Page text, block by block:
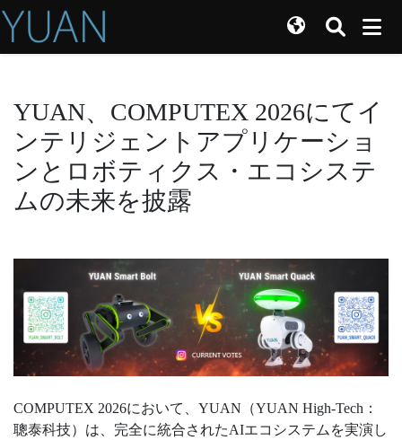
YUAN、COMPUTEX 2026にてイ
ンテリジェントアプリケーショ
ンとロボティクス・エコシステ
ムの未来を披露
COMPUTEX 2026において、YUAN（YUAN High-Tech：
聰泰科技）は、完全に統合されたAIエコシステムを実演し